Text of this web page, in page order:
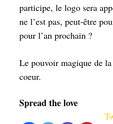
participe, le logo sera
ne l’est pas, peut-être
pour l’an prochain ?
Le pouvoir magique de
coeur.
Spread the love